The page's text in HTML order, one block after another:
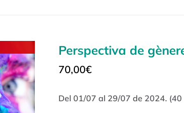
Perspectiva de
70,00€
Del 01/07 al 29/07 de 2024. (40